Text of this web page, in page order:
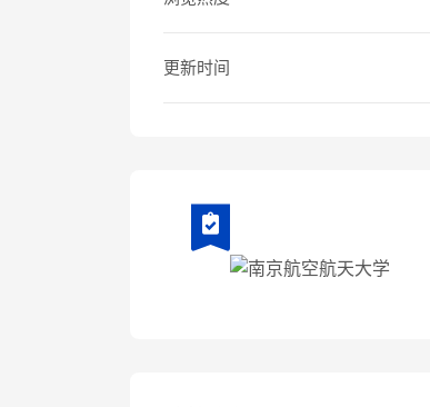
更新时间